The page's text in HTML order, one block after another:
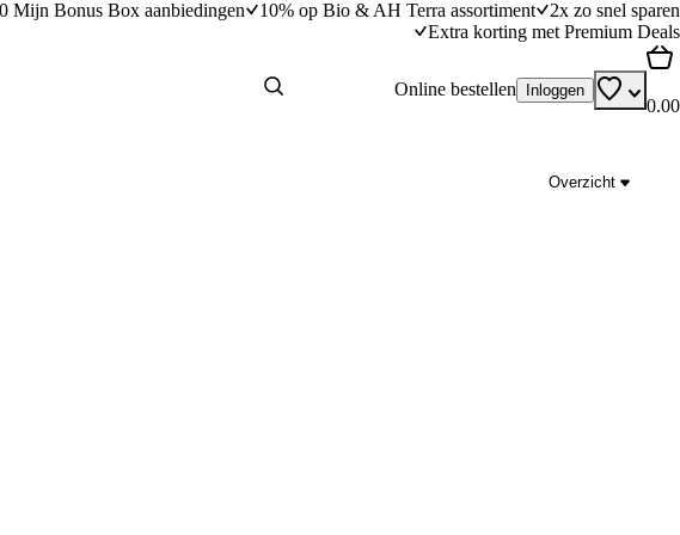
Mijn Bonus Box aanbiedingen 10% op Bio & AH Terra assortiment
2x zo snel sparen
Extra korting met Premium Deals
Online bestellen Inloggen
0.00
Overzicht